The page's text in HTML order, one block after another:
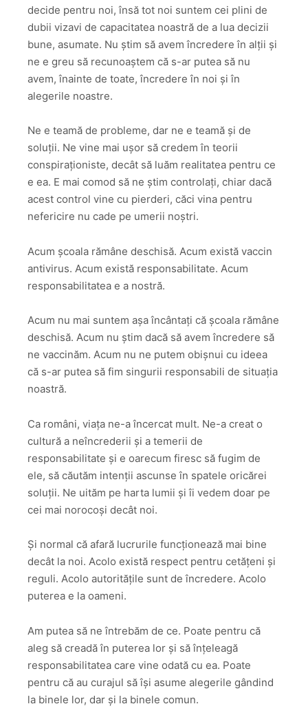
decide pentru noi, însă tot noi suntem cei plini de
dubii vizavi de capacitatea noastră de a lua decizii
bune, asumate. Nu știm să avem încredere în alții și
ne e greu să recunoaștem că s-ar putea să nu
avem, înainte de toate, încredere în noi și în
alegerile noastre.
Ne e teamă de probleme, dar ne e teamă și de
soluții. Ne vine mai ușor să credem în teorii
conspiraționiste, decât să luăm realitatea pentru ce
e ea. E mai comod să ne știm controlați, chiar dacă
acest control vine cu pierderi, căci vina pentru
nefericire nu cade pe umerii noștri.
Acum școala rămâne deschisă. Acum există vaccin
antivirus. Acum există responsabilitate. Acum
responsabilitatea e a nostră.
Acum nu mai suntem așa încântați că școala rămâne
deschisă. Acum nu știm dacă să avem încredere să
ne vaccinăm. Acum nu ne putem obișnui cu ideea
că s-ar putea să fim singurii responsabili de situația
noastră.
Ca români, viața ne-a încercat mult. Ne-a creat o
cultură a neîncrederii și a temerii de
responsabilitate și e oarecum firesc să fugim de
ele, să căutăm intenții ascunse în spatele oricărei
soluții. Ne uităm pe harta lumii și îi vedem doar pe
cei mai norocoși decât noi.
Și normal că afară lucrurile funcționează mai bine
decât la noi. Acolo există respect pentru cetățeni și
reguli. Acolo autoritățile sunt de încredere. Acolo
puterea e la oameni.
Am putea să ne întrebăm de ce. Poate pentru că
aleg să creadă în puterea lor și să înțeleagă
responsabilitatea care vine odată cu ea. Poate
pentru că au curajul să își asume alegerile gândind
la binele lor, dar și la binele comun.